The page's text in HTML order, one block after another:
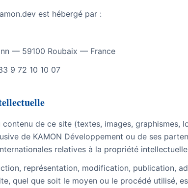
est hébergé par :
— 59100 Roubaix — France
9 72 10 10 07
contenu de ce site (textes, images, graphismes,
de KAMON Développement ou de ses
relatives à la propriété
représentation, modification, publication,
quel que soit le moyen ou le procédé utilisé,